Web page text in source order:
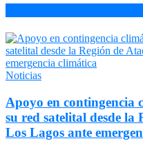
Noticias
Apoyo en contingencia
su red satelital desde la
Los Lagos ante